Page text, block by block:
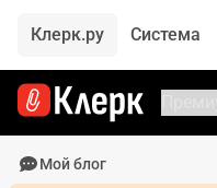
Клерк.ру Система
Мой блог